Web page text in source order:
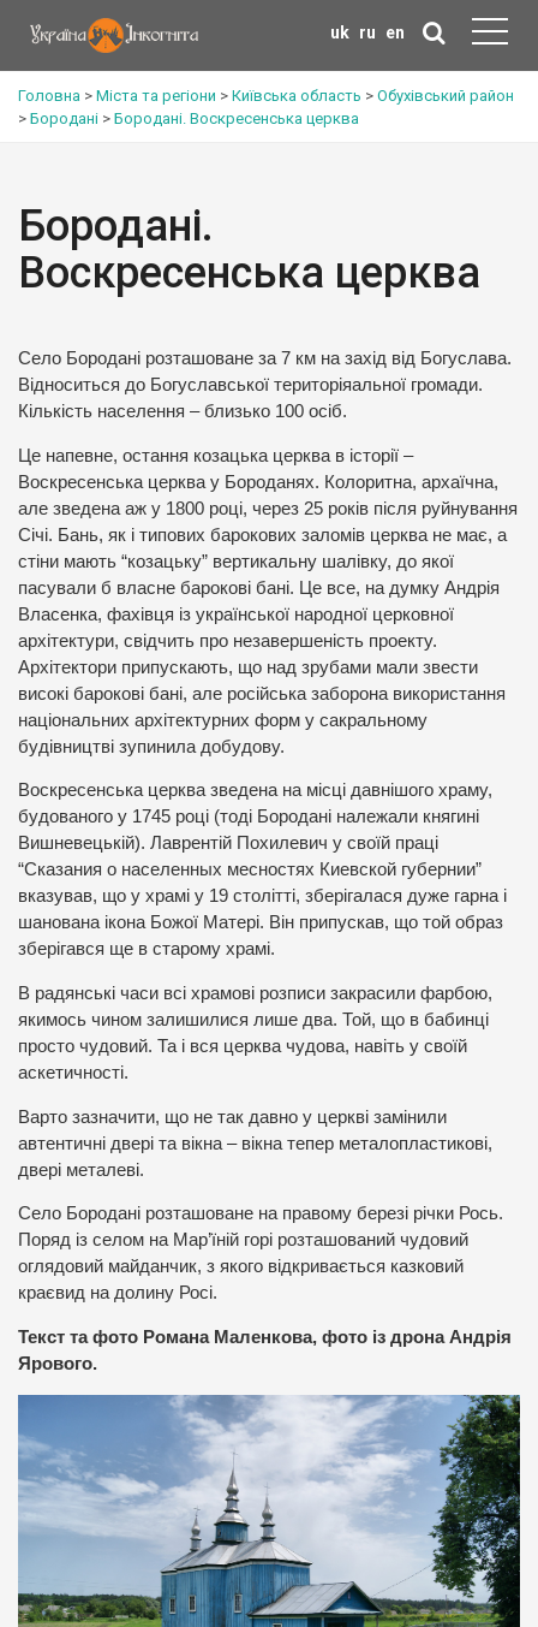
uk ru en
Головна > Міста та регіони > Київська область > Обухівський район
> Бородані > Бородані. Воскресенська церква
Бородані.
Воскресенська церква
Село Бородані розташоване за 7 км на захід від Богуслава.
Відноситься до Богуславської територіяальної громади.
Кількість населення – близько 100 осіб.
Це напевне, остання козацька церква в історії –
Воскресенська церква у Бороданях. Колоритна, архаїчна,
але зведена аж у 1800 році, через 25 років після руйнування
Січі. Бань, як і типових барокових заломів церква не має, а
стіни мають “козацьку” вертикальну шалівку, до якої
пасували б власне барокові бані. Це все, на думку Андрія
Власенка, фахівця із української народної церковної
архітектури, свідчить про незавершеність проекту.
Архітектори припускають, що над зрубами мали звести
високі барокові бані, але російська заборона використання
національних архітектурних форм у сакральному
будівництві зупинила добудову.
Воскресенська церква зведена на місці давнішого храму,
будованого у 1745 році (тоді Бородані належали княгині
Вишневецькій). Лаврентій Похилевич у своїй праці
“Сказания о населенных месностях Киевской губернии”
вказував, що у храмі у 19 столітті, зберігалася дуже гарна і
шанована ікона Божої Матері. Він припускав, що той образ
зберігався ще в старому храмі.
В радянські часи всі храмові розписи закрасили фарбою,
якимось чином залишилися лише два. Той, що в бабинці
просто чудовий. Та і вся церква чудова, навіть у своїй
аскетичності.
Варто зазначити, що не так давно у церкві замінили
автентичні двері та вікна – вікна тепер металопластикові,
двері металеві.
Село Бородані розташоване на правому березі річки Рось.
Поряд із селом на Мар’їній горі розташований чудовий
оглядовий майданчик, з якого відкривається казковий
краєвид на долину Росі.
Текст та фото Романа Маленкова, фото із дрона Андрія
Ярового.